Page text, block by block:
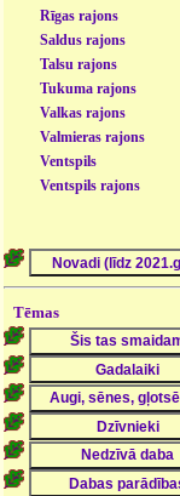
Rīgas rajons
Saldus rajons
Talsu rajons
Tukuma rajons
Valkas rajons
Valmieras rajons
Ventspils
Ventspils rajons
Tēmas